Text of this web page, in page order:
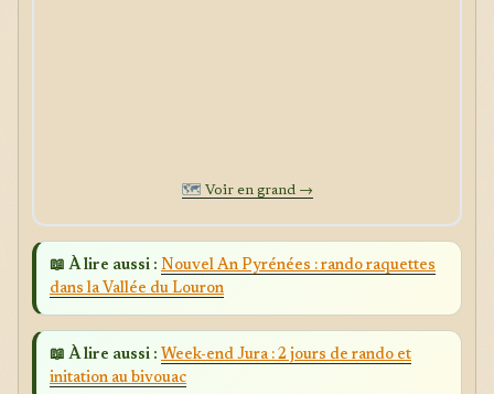
🗺️ Voir en grand →
📖 À lire aussi : Nouvel An Pyrénées : rando raquettes
dans la Vallée du Louron
📖 À lire aussi : Week-end Jura : 2 jours de rando et
initation au bivouac